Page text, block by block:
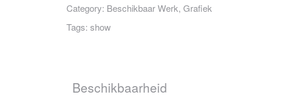
Category: Beschikbaar Werk, Grafiek
Tags: show
Beschikbaarheid